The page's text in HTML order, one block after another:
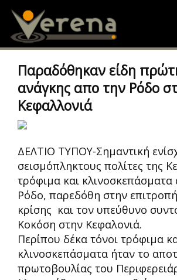
content
Παραδόθηκαν είδη
ανάγκης απο την Ρόδο
Κεφαλλονιά
ΔΕΛΤΙΟ ΤΥΠΟΥ-Σημαντική
σεισμόπληκτους πολίτες της
τρόφιμα και κλινοσκεπάσματα
Ρόδο, παρεδόθη στην επιτροπή
κρίσης και τον υπεύθυνο
Κοκόση στην Κεφαλονιά.
Περίπου δέκα τόνοι τρόφιμα
κλινοσκεπάσματα ήταν το
πρωτοβουλίας του